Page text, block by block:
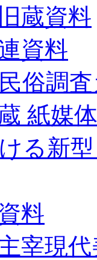
蔵資料
資料
俗調査
紙媒
る新
料
宰現